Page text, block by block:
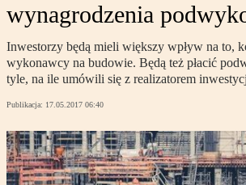
wynagrodzenia
Inwestorzy będą mieli większy wpływ na to,
wykonawcy na budowie. Będą też płacić
tyle, na ile umówili się z realizatorem
Publikacja: 17.05.2017 06:40